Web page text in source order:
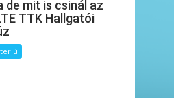
de mit is csinál az
TTK Hallgatói